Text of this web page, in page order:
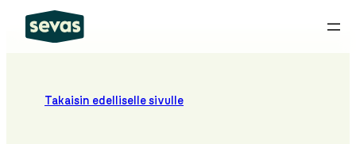
Siirry
sisältöön
Takaisin edelliselle sivulle